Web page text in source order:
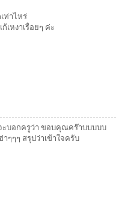
ท่าไหร่
เหงาเรื่อยๆ ค่ะ
ะบอกครูว่า ขอบคุณคร๊าบบบบบ
ๆๆๆ สรุปว่าเข้าใจครับ